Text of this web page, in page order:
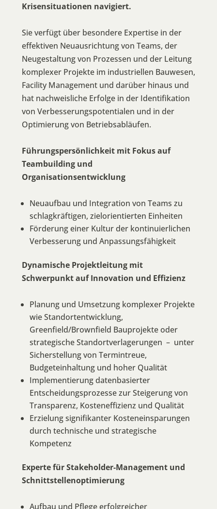
Krisensituationen navigiert.
Sie verfügt über besondere Expertise in der
effektiven Neuausrichtung von Teams, der
Neugestaltung von Prozessen und der Leitung
komplexer Projekte im industriellen Bauwesen,
Facility Management und darüber hinaus und
hat nachweisliche Erfolge in der Identifikation
von Verbesserungspotentialen und in der
Optimierung von Betriebsabläufen.
Führungspersönlichkeit mit Fokus auf
Teambuilding und
Organisationsentwicklung
Neuaufbau und Integration von Teams zu
schlagkräftigen, zielorientierten Einheiten
Förderung einer Kultur der kontinuierlichen
Verbesserung und Anpassungsfähigkeit
Dynamische Projektleitung mit
Schwerpunkt auf Innovation und Effizienz
Planung und Umsetzung komplexer Projekte
wie Standortentwicklung,
Greenfield/Brownfield Bauprojekte oder
strategische Standortverlagerungen – unter
Sicherstellung von Termintreue,
Budgeteinhaltung und hoher Qualität
Implementierung datenbasierter
Entscheidungsprozesse zur Steigerung von
Transparenz, Kosteneffizienz und Qualität
Erzielung signifikanter Kosteneinsparungen
durch technische und strategische
Kompetenz
Experte für Stakeholder-Management und
Schnittstellenoptimierung
Aufbau und Pflege erfolgreicher